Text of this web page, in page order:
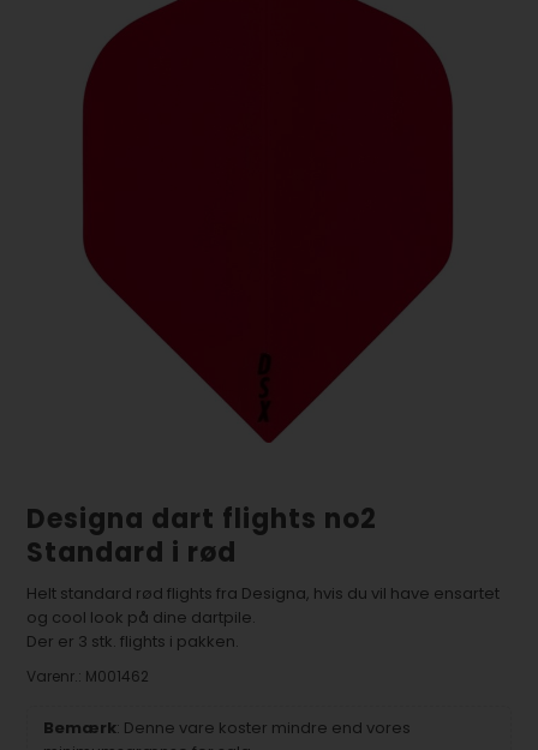
Designa dart flights no2
Standard i rød
Helt standard rød flights fra Designa, hvis du vil have ensartet
og cool look på dine dartpile.
Der er 3 stk. flights i pakken.
Varenr.: M001462
Bemærk: Denne vare koster mindre end vores